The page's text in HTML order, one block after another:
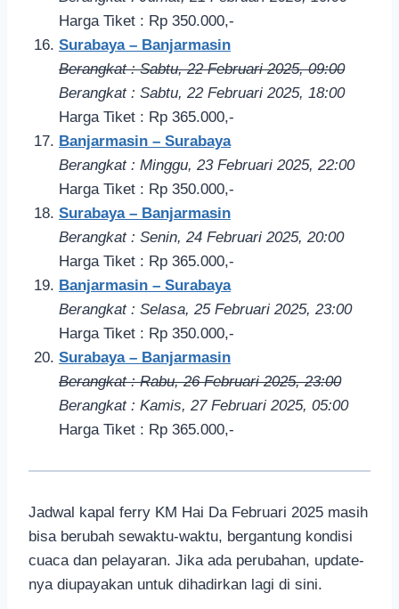
Harga Tiket : Rp 350.000,-
Surabaya – Banjarmasin
Berangkat : Sabtu, 22 Februari 2025, 09:00
Berangkat : Sabtu, 22 Februari 2025, 18:00
Harga Tiket : Rp 365.000,-
Banjarmasin – Surabaya
Berangkat : Minggu, 23 Februari 2025, 22:00
Harga Tiket : Rp 350.000,-
Surabaya – Banjarmasin
Berangkat : Senin, 24 Februari 2025, 20:00
Harga Tiket : Rp 365.000,-
Banjarmasin – Surabaya
Berangkat : Selasa, 25 Februari 2025, 23:00
Harga Tiket : Rp 350.000,-
Surabaya – Banjarmasin
Berangkat : Rabu, 26 Februari 2025, 23:00
Berangkat : Kamis, 27 Februari 2025, 05:00
Harga Tiket : Rp 365.000,-
Jadwal kapal ferry KM Hai Da Februari 2025 masih
bisa berubah sewaktu-waktu, bergantung kondisi
cuaca dan pelayaran. Jika ada perubahan, update-
nya diupayakan untuk dihadirkan lagi di sini.